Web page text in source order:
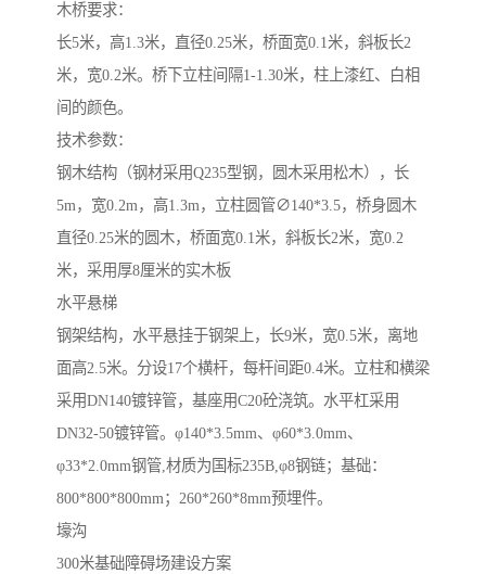
木桥要求：
长5米，高1.3米，直径0.25米，桥面宽0.1米，斜板长2
米，宽0.2米。桥下立柱间隔1-1.30米，柱上漆红、白相
间的颜色。
技术参数：
钢木结构（钢材采用Q235型钢，圆木采用松木），长
5m，宽0.2m，高1.3m，立柱圆管∅140*3.5，桥身圆木
直径0.25米的圆木，桥面宽0.1米，斜板长2米，宽0.2
米，采用厚8厘米的实木板
水平悬梯
钢架结构，水平悬挂于钢架上，长9米，宽0.5米，离地
面高2.5米。分设17个横杆，每杆间距0.4米。立柱和横梁
采用DN140镀锌管，基座用C20砼浇筑。水平杠采用
DN32-50镀锌管。φ140*3.5mm、φ60*3.0mm、
φ33*2.0mm钢管,材质为国标235B,φ8钢链；基础：
800*800*800mm；260*260*8mm预埋件。
壕沟
300米基础障碍场建设方案